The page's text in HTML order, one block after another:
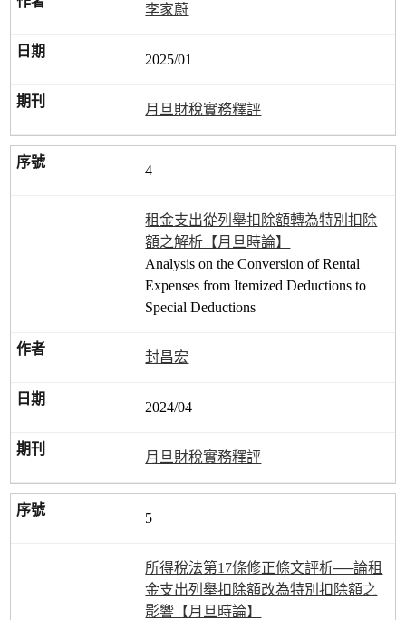
李家蔚
2025/01
月旦財稅實務釋評
4
租金支出從列舉扣除額轉為特別扣除
額之解析【月旦時論】
Analysis on the Conversion of Rental
Expenses from Itemized Deductions to
Special Deductions
封昌宏
2024/04
月旦財稅實務釋評
5
所得稅法第17條修正條文評析──論租
金支出列舉扣除額改為特別扣除額之
影響【月旦時論】